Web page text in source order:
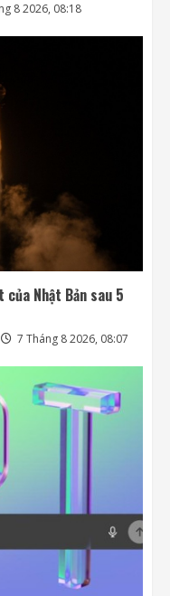
8 2026, 08:18
Nhật Bản sau 5
7 Tháng 8 2026, 08:07